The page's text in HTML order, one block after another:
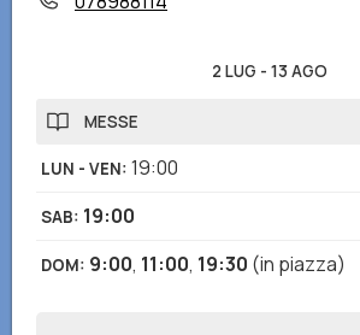
2 LUG - 13 AGO
MESSE
LUN - VEN: 19:00
SAB: 19:00
DOM: 9:00, 11:00, 19:30 (in piazza)